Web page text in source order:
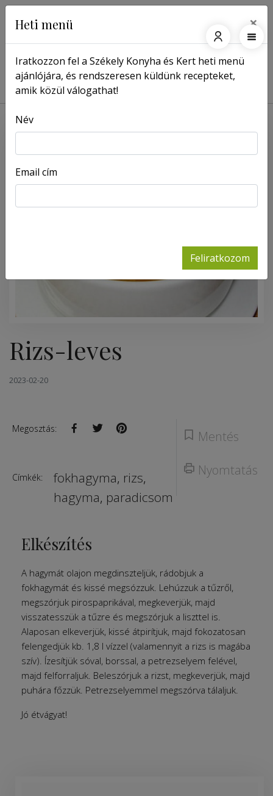
Főoldal Receptek Rizs-leves
Rizs-leves
2023-02-20
Mentés
Nyomtatás
Megosztás:
Címkék: fokhagyma, rizs,
hagyma, paradicsom
Elkészítés
A hagymát olajon megdinszteljük, rádobjuk a
fokhagymát és kissé megsózzuk. Lehúzzuk a tűzről,
megszórjuk pirospaprikával, megkeverjük, majd
visszatesszük a tűzre és megszórjuk a liszttel is.
Alaposan elkeverjük, kissé átpirítjuk, majd fokozatosan
felengedjük kb. 1,8 l vízzel (valamennyit a rizs is magába
szív). Ízesítjük sóval, borssal, a petrezselyem felével,
majd felforraljuk. Beleszórjuk a rizst, megkeverjük, majd
puhára főzzük. Petrezselyemmel megszórva tálaljuk.
Jó étvágyat!
Heti menü ×
Iratkozzon fel a Székely Konyha és Kert heti menü
ajánlójára, és rendszeresen küldünk recepteket,
amik közül válogathat!
Név
Email cím
Feliratkozom